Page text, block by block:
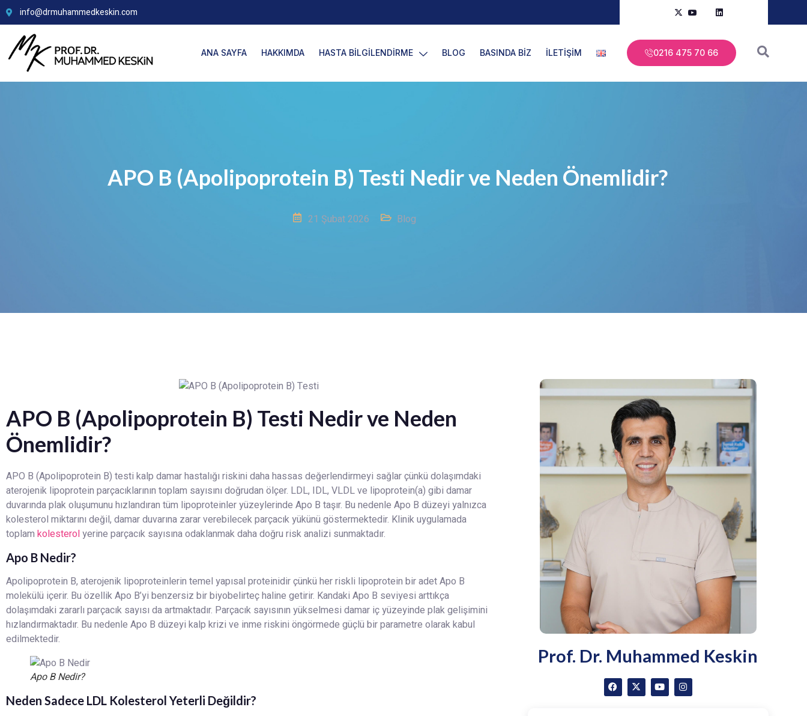
info@drmuhammedkeskin.com
ANA SAYFA HAKKIMDA HASTA BİLGİLENDİRME BLOG BASINDA BİZ İLETİŞİM 0216 475 70 66
APO B (Apolipoprotein B) Testi Nedir ve Neden Önemlidir?
21 Şubat 2026 Blog
APO B (Apolipoprotein B) Testi Nedir ve Neden
Önemlidir?
APO B (Apolipoprotein B) testi kalp damar hastalığı riskini daha hassas değerlendirmeyi sağlar çünkü dolaşımdaki
aterojenik lipoprotein parçacıklarının toplam sayısını doğrudan ölçer. LDL, IDL, VLDL ve lipoprotein(a) gibi damar
duvarında plak oluşumunu hızlandıran tüm lipoproteinler yüzeylerinde Apo B taşır. Bu nedenle Apo B düzeyi yalnızca
kolesterol miktarını değil, damar duvarına zarar verebilecek parçacık yükünü göstermektedir. Klinik uygulamada
toplam kolesterolyerine parçacık sayısına odaklanmak daha doğru risk analizi sunmaktadır.
Apo B Nedir?
Apolipoprotein B, aterojenik lipoproteinlerin temel yapısal proteinidir çünkü her riskli lipoprotein bir adet Apo B
molekülü içerir. Bu özellik Apo B’yi benzersiz bir biyobelirteç haline getirir. Kandaki Apo B seviyesi arttıkça
dolaşımdaki zararlı parçacık sayısı da artmaktadır. Parçacık sayısının yükselmesi damar iç yüzeyinde plak gelişimini
hızlandırmaktadır. Bu nedenle Apo B düzeyi kalp krizi ve inme riskini öngörmede güçlü bir parametre olarak kabul
edilmektedir.
Apo B Nedir?
Neden Sadece LDL Kolesterol Yeterli Değildir?
Prof. Dr. Muhammed Keskin